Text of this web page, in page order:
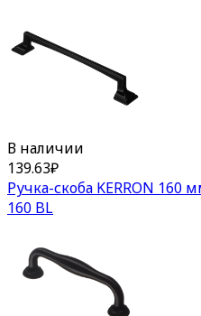
В наличии
139.63₽
Ручка-скоба KERRON
160 BL